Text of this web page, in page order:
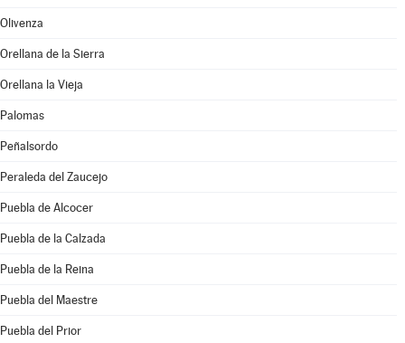
Olivenza
Orellana de la Sierra
Orellana la Vieja
Palomas
Peñalsordo
Peraleda del Zaucejo
Puebla de Alcocer
Puebla de la Calzada
Puebla de la Reina
Puebla del Maestre
Puebla del Prior